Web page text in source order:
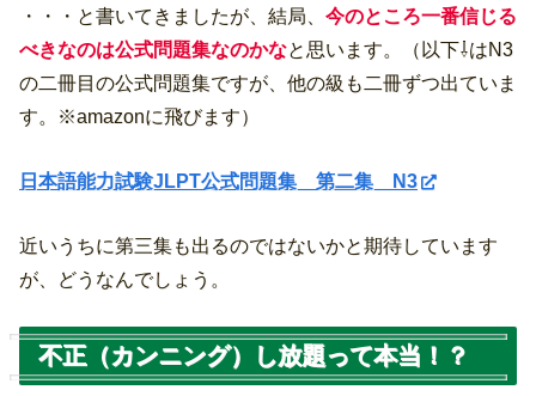
・・・と書いてきましたが、結局、 今のところ一番信じる
べきなのは公式問題集なのかなと思います。（以下⇩はN3
の二冊目の公式問題集ですが、他の級も二冊ずつ出ていま
す。※amazonに飛びます）
日本語能力試験JLPT公式問題集 第二集 N3
近いうちに第三集も出るのではないかと期待しています
が、どうなんでしょう。
不正（カンニング）し放題って本当！？